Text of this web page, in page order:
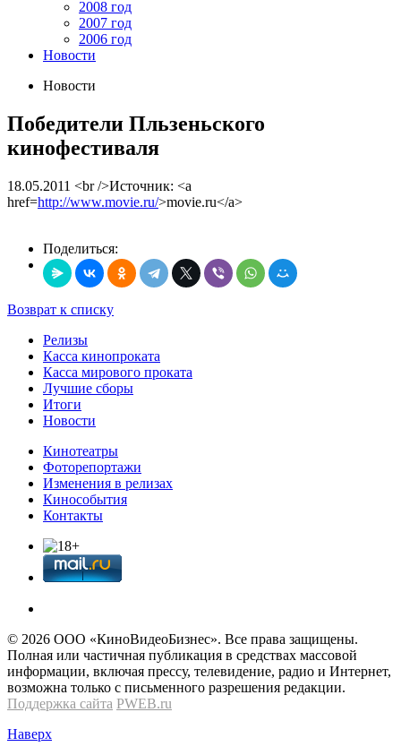
2008 год
2007 год
2006 год
Новости
Новости
Победители Пльзеньского
кинофестиваля
18.05.2011 <br />Источник: <a
href=http://www.movie.ru/>movie.ru</a>
Поделиться:
Возврат к списку
Релизы
Касса кинопроката
Касса мирового проката
Лучшие сборы
Итоги
Новости
Кинотеатры
Фоторепортажи
Изменения в релизах
Кинособытия
Контакты
© 2026 OOО «КиноВидеоБизнес». Все права защищены.
Полная или частичная публикация в средствах массовой
информации, включая прессу, телевидение, радио и Интернет,
возможна только с письменного разрешения редакции.
Поддержка сайта PWEB.ru
Наверх